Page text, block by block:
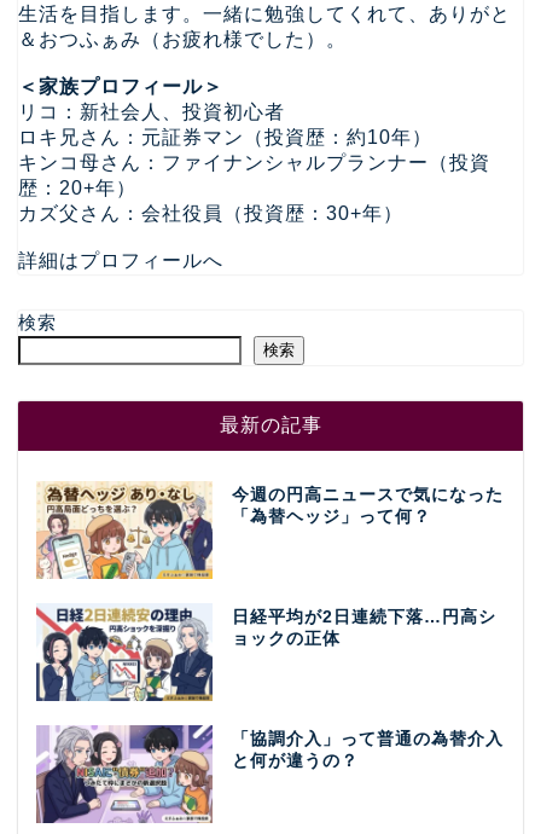
生活を目指します。一緒に勉強してくれて、ありがと
＆おつふぁみ（お疲れ様でした）。
＜家族プロフィール＞
リコ：新社会人、投資初心者
ロキ兄さん：元証券マン（投資歴：約10年）
キンコ母さん：ファイナンシャルプランナー（投資
歴：20+年）
カズ父さん：会社役員（投資歴：30+年）
詳細はプロフィールへ
検索
検索
最新の記事
今週の円高ニュースで気になった
「為替ヘッジ」って何？
日経平均が2日連続下落…円高シ
ョックの正体
「協調介入」って普通の為替介入
と何が違うの？